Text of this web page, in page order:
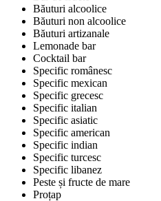
Băuturi alcoolice
Băuturi non alcoolice
Băuturi artizanale
Lemonade bar
Cocktail bar
Specific românesc
Specific mexican
Specific grecesc
Specific italian
Specific asiatic
Specific american
Specific indian
Specific turcesc
Specific libanez
Peste și fructe de mare
Proțap